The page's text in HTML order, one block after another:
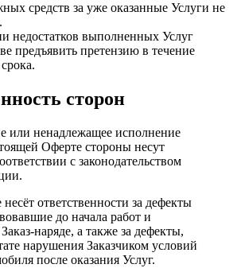
средств за уже оказанные Услуги не
недостатков выполненных Услуг
предъявить претензию в течение
сторон
или ненадлежащее исполнение
Оферте стороны несут
с законодательством
ответственности за дефекты
до начала работ и
наряде, а также за дефекты,
нарушения Заказчиком условий
после оказания Услуг.